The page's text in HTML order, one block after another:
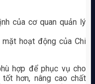
của cơ quan quản lý
hoạt động của Chi
hợp để phục vụ cho
hơn, nâng cao chất